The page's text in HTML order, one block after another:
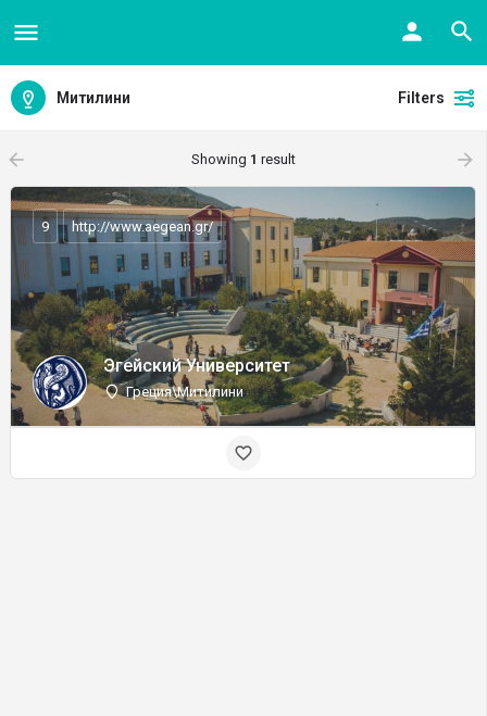
Митилини Filters
arrow_backward Showing 1 result arrow_forward
Эгейский Университет
Греция\Митилини
9 http://www.aegean.gr/